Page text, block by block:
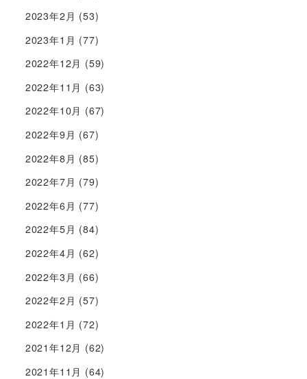
2023年2月 (53)
2023年1月 (77)
2022年12月 (59)
2022年11月 (63)
2022年10月 (67)
2022年9月 (67)
2022年8月 (85)
2022年7月 (79)
2022年6月 (77)
2022年5月 (84)
2022年4月 (62)
2022年3月 (66)
2022年2月 (57)
2022年1月 (72)
2021年12月 (62)
2021年11月 (64)